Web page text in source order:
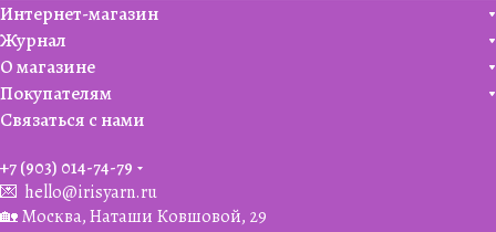
Интернет-магазин
Журнал
О магазине
Покупателям
Связаться с нами
+7 (903) 014-74-79‬
💌 hello@irisyarn.ru
🏡 Москва, Наташи Ковшовой, 29